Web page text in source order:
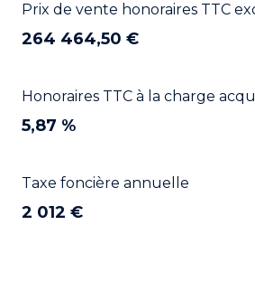
Prix de vente honoraires TTC
264 464,50 €
Honoraires TTC à la charge
5,87 %
Taxe foncière annuelle
2 012 €